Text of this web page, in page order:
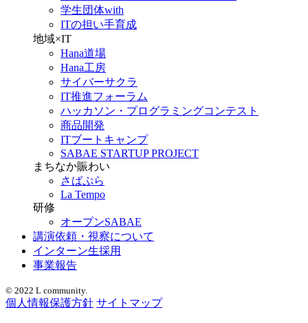
学生団体with
ITの担い手育成
地域×IT
Hana道場
Hana工房
サイバーサクラ
IT推進フォーラム
ハッカソン・プログラミングコンテスト
商品開発
ITブートキャンプ
SABAE STARTUP PROJECT
まちなか賑わい
さばぷら
La Tempo
研修
オープンSABAE
講演依頼・視察について
インターン生採用
事業報告
© 2022 L community.
個人情報保護方針 サイトマップ